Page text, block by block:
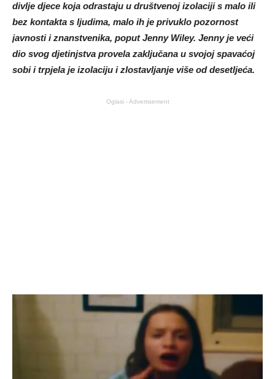
divlje djece koja odrastaju u društvenoj izolaciji s malo ili
bez kontakta s ljudima, malo ih je privuklo pozornost
javnosti i znanstvenika, poput Jenny Wiley. Jenny je veći
dio svog djetinjstva provela zaključana u svojoj spavaćoj
sobi i trpjela je izolaciju i zlostavljanje više od desetljeća.
Oglasi - Advertisement